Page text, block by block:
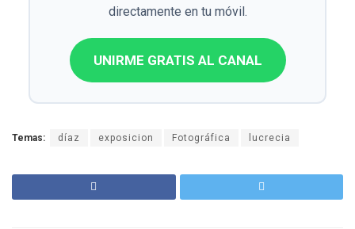
directamente en tu móvil.
UNIRME GRATIS AL CANAL
Temas: díaz exposicion Fotográfica lucrecia